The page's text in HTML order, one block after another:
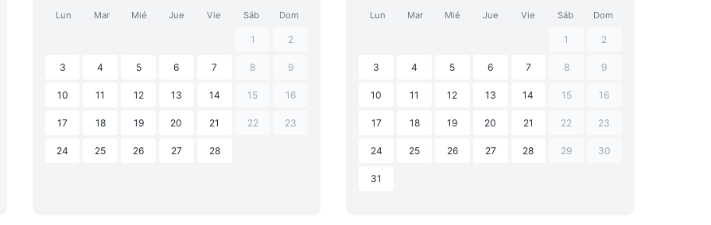
Lun Mar Mié Jue Vie Sáb Dom
1 2
3 4 5 6 7 8 9
10 11 12 13 14 15 16
17 18 19 20 21 22 23
24 25 26 27 28
Lun Mar Mié Jue Vie Sáb Dom
1 2
3 4 5 6 7 8 9
10 11 12 13 14 15 16
17 18 19 20 21 22 23
24 25 26 27 28 29 30
31